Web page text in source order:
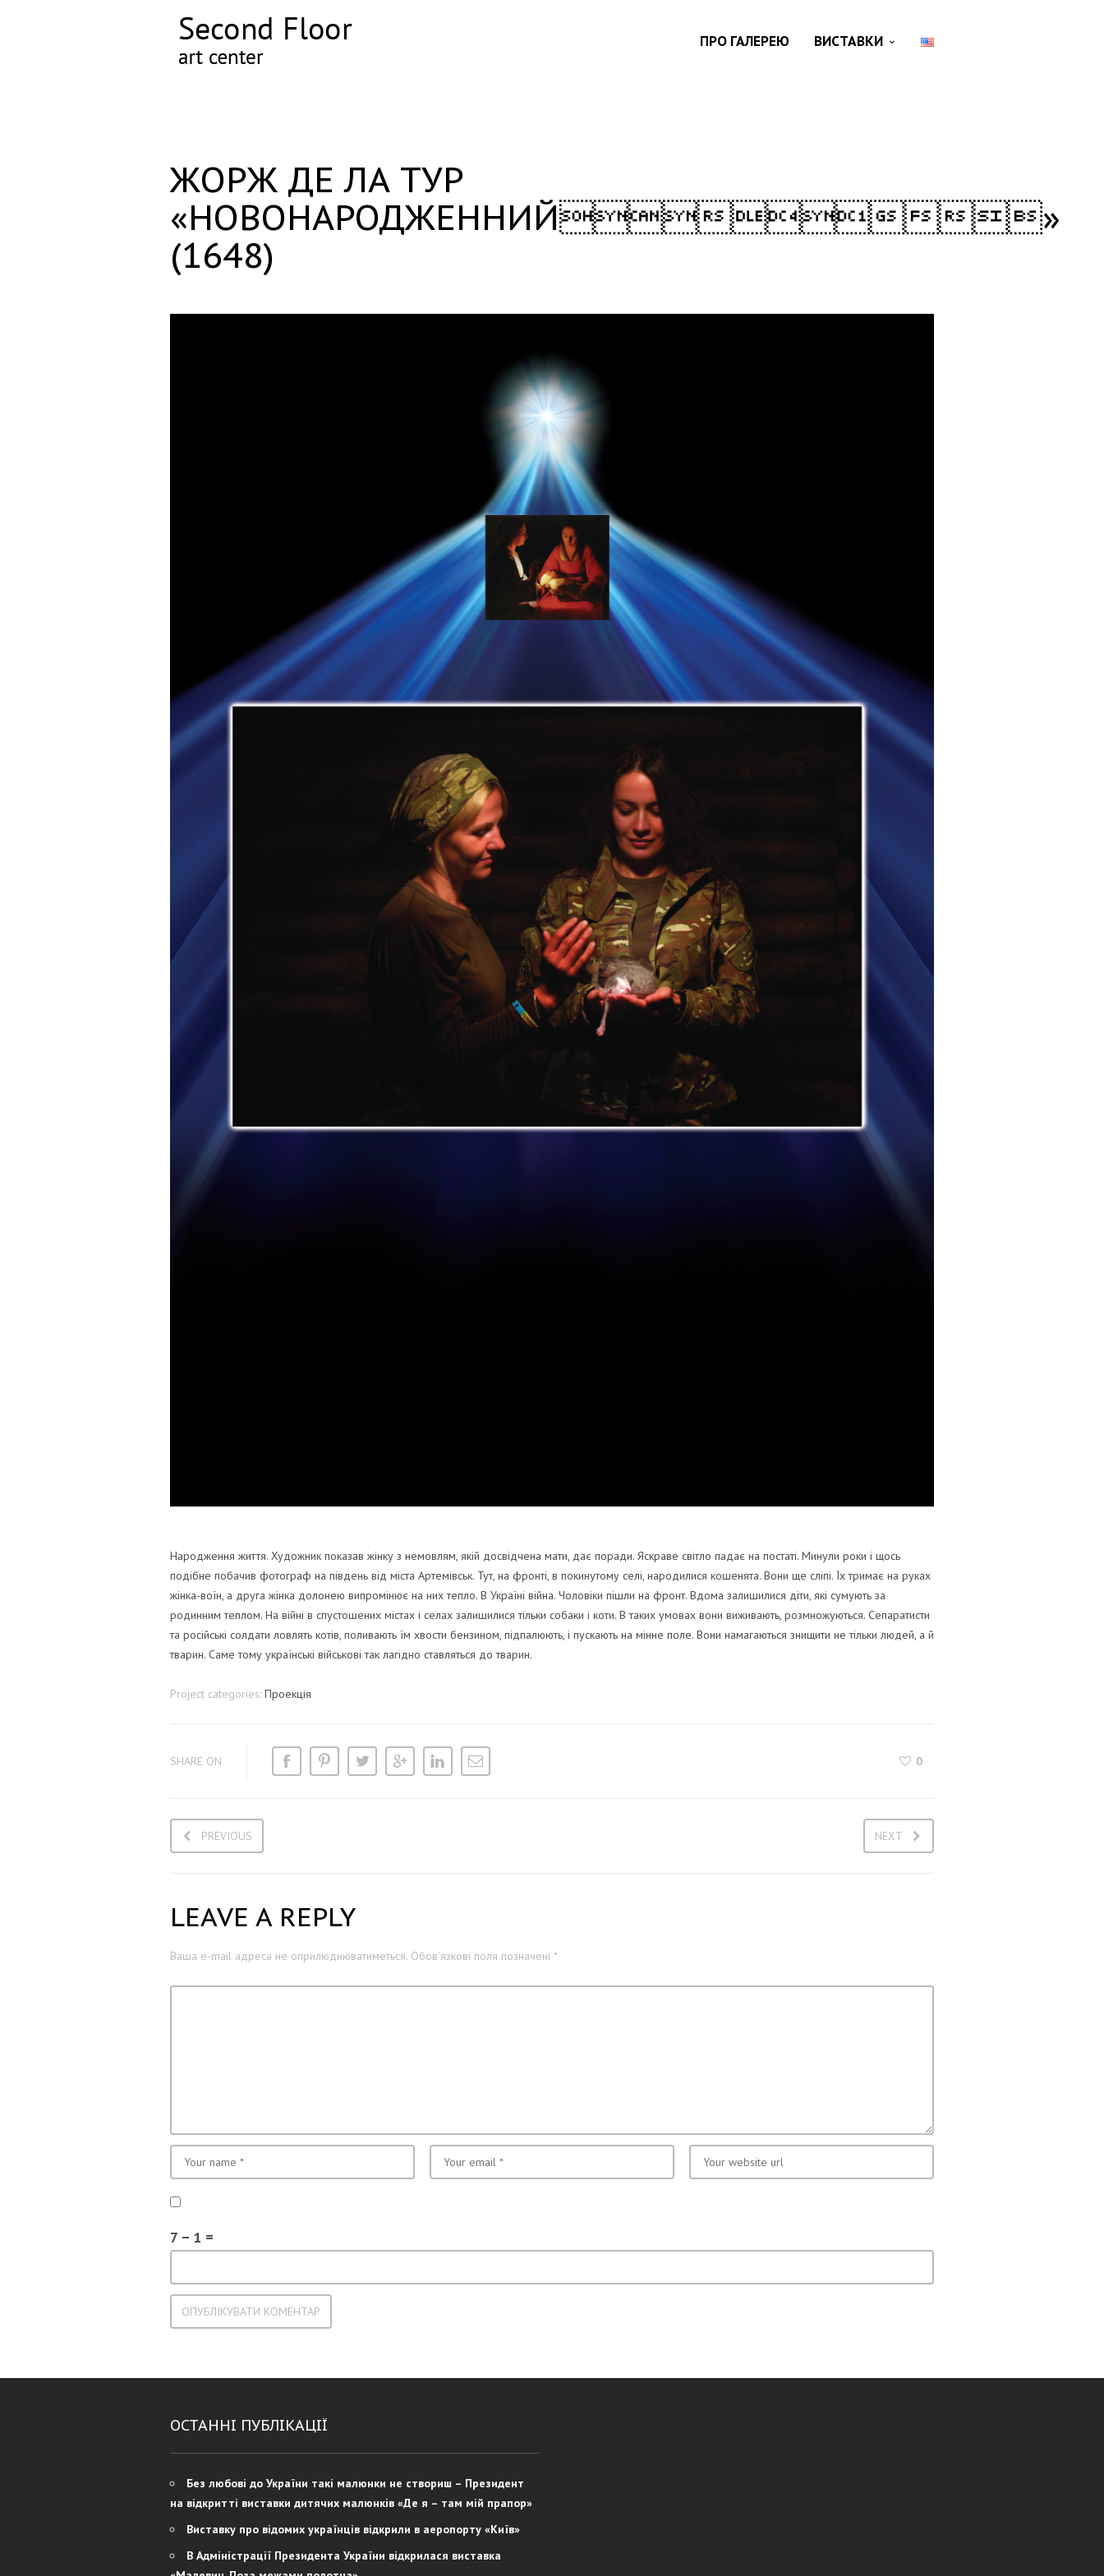
ПРО ГАЛЕРЕЮ ВИСТАВКИ
ЖОРЖ ДЕ ЛА ТУР
«НОВОНАРОДЖЕННИЙ»
(1648)
Народження життя. Художник показав жінку з немовлям, якій досвідчена мати, дає поради. Яскраве світло падає на постаті. Минули роки і щось
подібне побачив фотограф на південь від міста Артемівськ. Тут, на фронті, в покинутому селі, народилися кошенята. Вони ще сліпі. Їх тримає на руках
жінка-воїн, а друга жінка долонею випромінює на них тепло. В Україні війна. Чоловіки пішли на фронт. Вдома залишилися діти, які сумують за
родинним теплом. На війні в спустошених містах і селах залишилися тільки собаки і коти. В таких умовах вони виживають, розмножуються. Сепаратисти
та російські солдати ловлять котів, поливають їм хвости бензином, підпалюють, і пускають на мінне поле. Вони намагаються знищити не тільки людей, а й
тварин. Саме тому українські військові так лагідно ставляться до тварин.
Project categories: Проекція
SHARE ON 0
PREVIOUS NEXT
LEAVE A REPLY
Ваша e-mail адреса не оприлюднюватиметься. Обов’язкові поля позначені *
7 − 1 =
ОСТАННІ ПУБЛІКАЦІЇ
Без любові до України такі малюнки не створиш – Президент
на відкритті виставки дитячих малюнків «Де я – там мій прапор»
Виставку про відомих українців відкрили в аеропорту «Київ»
В Адміністрації Президента України відкрилася виставка